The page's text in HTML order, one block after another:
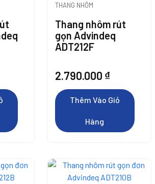
Thêm Vào Giỏ
Hàng
Thêm Vào Giỏ
Có
Được
Chọn
Trang
Phẩm
THANG NHÔM
Thang nhôm rút
gọn Advindeq
ADT212F
2.790.000 ₫
Thêm Vào Giỏ
Hàng